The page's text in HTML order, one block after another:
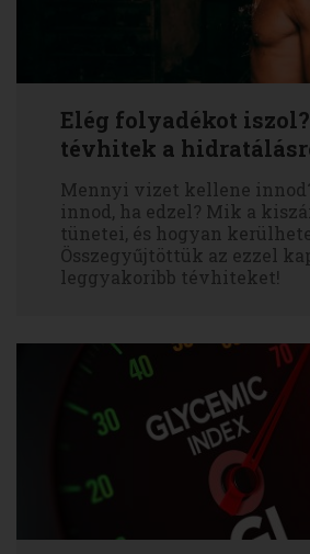
Elég folyadékot
tévhitek a
Mennyi vizet kellene
innod, ha edzel? Mik a
tünetei, és hogyan
Összegyűjtöttük az ezzel
leggyakoribb tévhiteket!